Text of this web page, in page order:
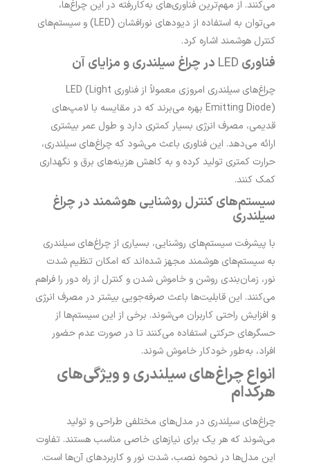
می‌کنند. از مهم‌ترین فناوری‌های به‌کاررفته در این چراغ‌ها،
می‌توان به استفاده از دیودهای نورافشان (LED) و سیستم‌های
کنترل هوشمند اشاره کرد.
فناوری LED در چراغ سیلندری و مزایای آن
چراغ‌های سیلندری امروزی معمولاً از فناوری LED (Light
Emitting Diode) بهره می‌برند که در مقایسه با لامپ‌های
قدیمی، مصرف انرژی بسیار کمتری دارد و طول عمر بیشتری
ارائه می‌دهد. این فناوری باعث می‌شود که چراغ‌های سیلندری،
حرارت کمتری تولید کرده و به کاهش هزینه‌های برق و نگهداری
کمک کنند.
سیستم‌های کنترل روشنایی هوشمند در چراغ
سیلندری
با پیشرفت سیستم‌های روشنایی، بسیاری از چراغ‌های سیلندری
به سیستم‌های هوشمند مجهز شده‌اند که امکان تنظیم شدت
نور، زمان‌بندی روشن و خاموش شدن و کنترل از راه دور را فراهم
می‌کنند. این قابلیت‌ها باعث صرفه‌جویی بیشتر در مصرف انرژی
و افزایش راحتی کاربران می‌شوند. برخی از این سیستم‌ها از
حسگرهای حرکتی استفاده می‌کنند تا در صورت عدم حضور
افراد، به‌طور خودکار خاموش شوند.
انواع چراغ‌های سیلندری و ویژگی‌های
هرکدام
چراغ‌های سیلندری در مدل‌های مختلفی طراحی و تولید
می‌شوند که هر یک برای نیازهای خاصی مناسب هستند. تفاوت
این مدل‌ها در نحوه نصب، شدت نور و کاربردهای آن‌ها است.